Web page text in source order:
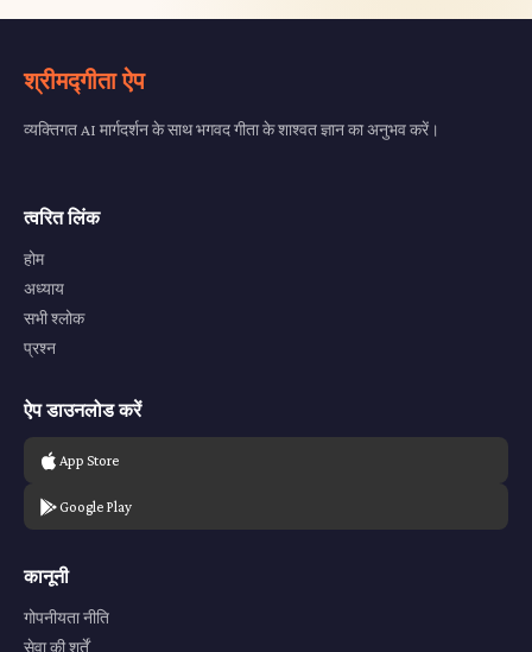
श्रीमद्गीता ऐप
व्यक्तिगत AI मार्गदर्शन के साथ भगवद गीता के शाश्वत ज्ञान का अनुभव करें।
त्वरित लिंक
होम
अध्याय
सभी श्लोक
प्रश्न
ऐप डाउनलोड करें
App Store
Google Play
कानूनी
गोपनीयता नीति
सेवा की शर्तें